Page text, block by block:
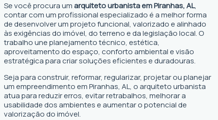
Se você procura umarquiteto urbanista em Piranhas, AL,
contar com um profissional especializado é a melhor forma
de desenvolver um projeto funcional, valorizado e alinhado
às exigências do imóvel, do terreno e da legislação local. O
trabalho une planejamento técnico, estética,
aproveitamento do espaço, conforto ambiental e visão
estratégica para criar soluções eficientes e duradouras.
Seja para construir, reformar, regularizar, projetar ou planejar
um empreendimento em Piranhas, AL, o arquiteto urbanista
atua para reduzir erros, evitar retrabalhos, melhorar a
usabilidade dos ambientes e aumentar o potencial de
valorização do imóvel.